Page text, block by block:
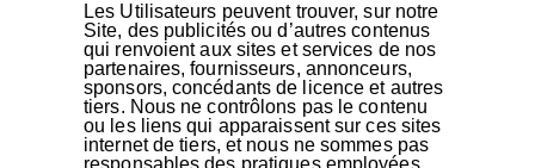
Les Utilisateurs peuvent trouver, sur notre
Site, des publicités ou d’autres contenus
qui renvoient aux sites et services de nos
partenaires, fournisseurs, annonceurs,
sponsors, concédants de licence et autres
tiers. Nous ne contrôlons pas le contenu
ou les liens qui apparaissent sur ces sites
internet de tiers, et nous ne sommes pas
responsables des pratiques employées